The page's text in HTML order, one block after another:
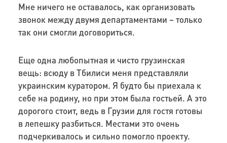
Мне ничего не оставалось, как организовать
звонок между двумя департаментами – только
так они смогли договориться.
Еще одна любопытная и чисто грузинская
вещь: всюду в Тбилиси меня представляли
украинским куратором. Я будто бы приехала к
себе на родину, но при этом была гостьей. А это
дорогого стоит, ведь в Грузии для гостя готовы
в лепешку разбиться. Местами это очень
подчеркивалось и сильно помогло проекту.